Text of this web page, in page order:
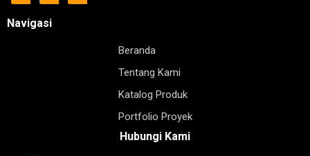
Navigasi
Beranda
Tentang Kami
Katalog Produk
Portfolio Proyek
Hubungi Kami